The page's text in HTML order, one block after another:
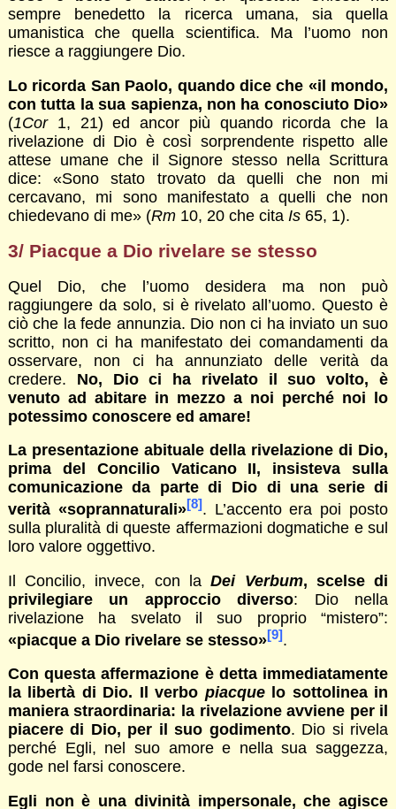
sempre benedetto la ricerca umana, sia quella
umanistica che quella scientifica. Ma l’uomo non
riesce a raggiungere Dio.
Lo ricorda San Paolo, quando dice che «il mondo,
con tutta la sua sapienza, non ha conosciuto Dio»
(1Cor1, 21) ed ancor più quando ricorda che la
rivelazione di Dio è così sorprendente rispetto alle
attese umane che il Signore stesso nella Scrittura
dice: «Sono stato trovato da quelli che non mi
cercavano, mi sono manifestato a quelli che non
chiedevano di me» (Rm10, 20 che cita Is65, 1).
3/ Piacque a Dio rivelare se stesso
Quel Dio, che l’uomo desidera ma non può
raggiungere da solo, si è rivelato all’uomo. Questo è
ciò che la fede annunzia. Dio non ci ha inviato un suo
scritto, non ci ha manifestato dei comandamenti da
osservare, non ci ha annunziato delle verità da
credere. No, Dio ci ha rivelato il suo volto, è
venuto ad abitare in mezzo a noi perché noi lo
potessimo conoscere ed amare!
La presentazione abituale della rivelazione di Dio,
prima del Concilio Vaticano II, insisteva sulla
comunicazione da parte di Dio di una serie di
verità «soprannaturali»[8]. L’accento era poi posto
sulla pluralità di queste affermazioni dogmatiche e sul
loro valore oggettivo.
Il Concilio, invece, con laDei Verbum, scelse di
privilegiare un approccio diverso: Dio nella
rivelazione ha svelato il suo proprio “mistero”:
«piacque a Dio rivelare se stesso»[9].
Con questa affermazione è detta immediatamente
la libertà di Dio. Il verbo piacquelo sottolinea in
maniera straordinaria: la rivelazione avviene per il
piacere di Dio, per il suo godimento. Dio si rivela
perché Egli, nel suo amore e nella sua saggezza,
gode nel farsi conoscere.
Egli non è una divinità impersonale, che agisce